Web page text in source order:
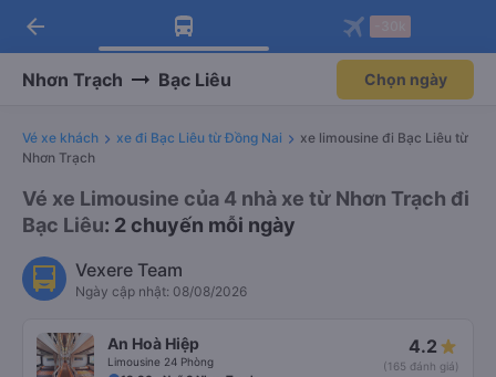
Tải app Vexere ngay!
Nhận ưu đãi thành viên độc
Mở app
Tải app Vexere
-30k/ghế khi đặt vé máy bay qua
Mở app
arrow_back
Nhơn Trạch Bạc Liêu Chọn ngày
Vé xe khách xe đi Bạc Liêu từ Đồng Nai
xe limousine đi Bạc Liêu từ
Nhơn Trạch
Vé xe Limousine của 4 nhà xe từ Nhơn Trạch đi
Bạc Liêu: 2 chuyến mỗi ngày
Vexere Team
Ngày cập nhật: 08/08/2026
An Hoà Hiệp
Limousine 24 Phòng
4.2
(165 đánh giá)